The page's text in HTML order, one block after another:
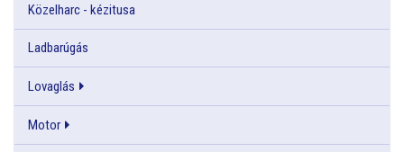
Közelharc - kézitusa
Ladbarúgás
Lovaglás
Motor